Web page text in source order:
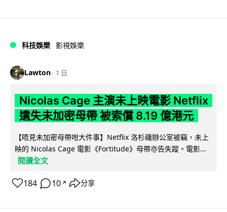
科技娛樂 影視娛樂
Lawton 1 日
Nicolas Cage 主演未上映電影 Netflix
遺失未加密母帶 被索償 8.19 億港元
【唔見未加密母帶咁大件事】Netflix 洛杉磯辦公室被竊，未上
映的 Nicolas Cage 電影《Fortitude》母帶亦告失蹤。電影...
閱讀全文
184 10 ↗ 分享